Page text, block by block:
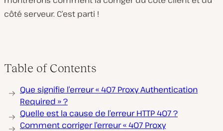
côté serveur. C’est parti !
Table of Contents
Que signifie l’erreur « 407 Proxy Authentication
Required » ?
Quelle est la cause de l’erreur HTTP 407 ?
Comment corriger l’erreur « 407 Proxy